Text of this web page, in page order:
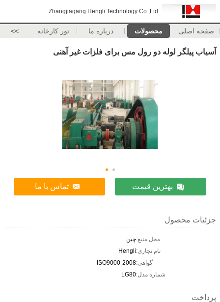
Zhangjiagang Hengli Technology Co.,Ltd
صفحه اصلی محصولات درباره ما تور کارخانه >>
آسیاب پیلگر لوله دو رول مس برای فلزات غیر آهنی
بهترین قیمت تماس با ما
جزئیات محصول
محل منبع:چین
نام تجاری:Hengli
گواهی:ISO9000-2008
شماره مدل:LG80
پرداخت